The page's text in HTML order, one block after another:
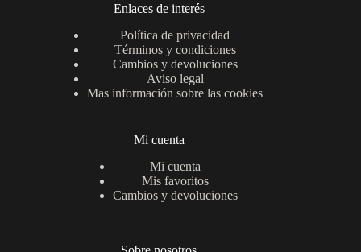
Enlaces de interés
Política de privacidad
Términos y condiciones
Cambios y devoluciones
Aviso legal
Mas información sobre las cookies
Mi cuenta
Mi cuenta
Mis favoritos
Cambios y devoluciones